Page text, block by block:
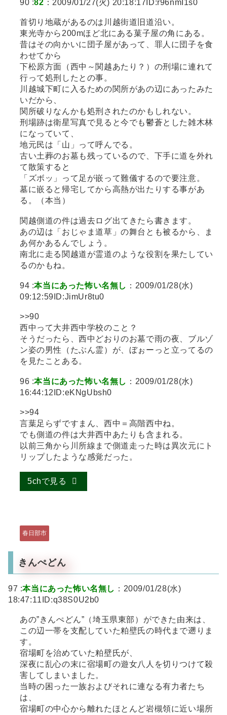
90 :82 ：2009/01/27(火) 20:18:17ID:r96nmI1s0
首切り地蔵があるのは川越街道旧道沿い。
東光寺から200mほど北にある菓子屋の角にある。
昔はその向かいに団子屋があって、罪人に団子を食
わせてから
下松原方面（西中～関越あたり？）の刑場に連れて
行って処刑したとの事。
川越城下町に入るための関所があの辺にあったみた
いだから、
関所破りなんかも処刑されたのかもしれない。
刑場跡は衛星写真で見ると今でも鬱蒼とした雑木林
になっていて、
地元民は「山」って呼んでる。
古い土葬のお墓も残っているので、下手に道を外れ
て散策すると
「ズボッ」って足が嵌って難儀するので要注意。
墓に嵌ると帰宅してから高熱が出たりする事があ
る。（本当）
関越側道の件は過去ログ出てきたら書きます。
あの辺は「おじゃま道草」の舞台とも被るから、ま
あ何かあるんでしょう。
南北に走る関越道が霊道のような役割を果たしてい
るのかもね。
94 :本当にあった怖い名無し ：2009/01/28(水)
09:12:59ID:JimUr8tu0
>>90
西中って大井西中学校のこと？
そうだったら、西中どおりのお墓で雨の夜、ブルゾ
ン姿の男性（たぶん霊）が、ぼぉーっと立ってるの
を見たことある。
96 :本当にあった怖い名無し ：2009/01/28(水)
16:44:12ID:eKNgUbsh0
>>94
言葉足らずですまん、西中＝高階西中ね。
でも側道の件は大井西中あたりも含まれる。
以前三角から川所線まで側道走った時は異次元にト
リップしたような感覚だった。
5chで見る
春日部市
きんぺどん
97 :本当にあった怖い名無し ：2009/01/28(水)
18:47:11ID:q38S0U2b0
あの”きんぺどん”（埼玉県東部）ができた由来は、
この辺一帯を支配していた粕壁氏の時代まで遡りま
す。
宿場町を治めていた粕壁氏が、
深夜に乱心の末に宿場町の遊女八人を切りつけて殺
害してしまいました。
当時の困った一族およびそれに連なる有力者たち
は、
宿場町の中心から離れたほとんど岩槻領に近い場所